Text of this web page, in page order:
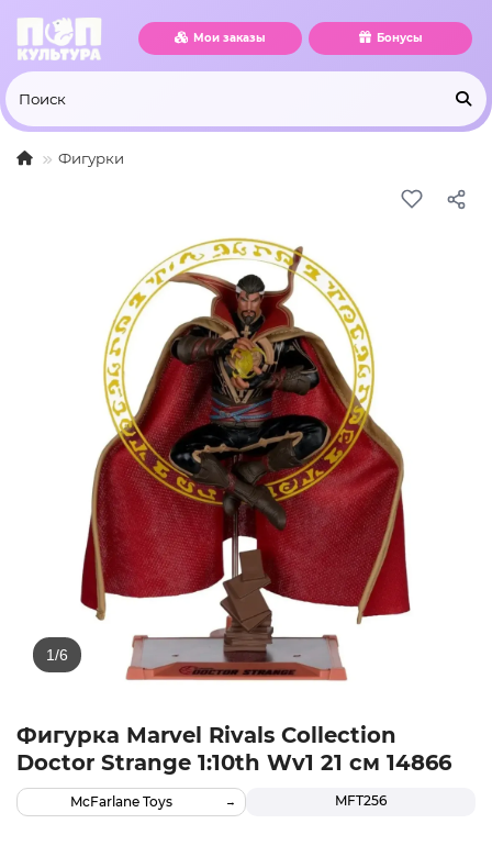
Мои заказы Бонусы
Фигурки
Фигурка Marvel Rivals Collection
Doctor Strange 1:10th Wv1 21 см 14866
MFT256
McFarlane Toys